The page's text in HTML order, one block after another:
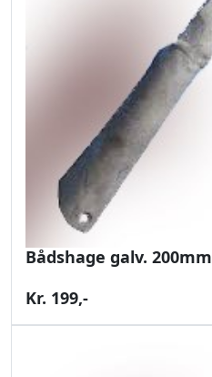
Bådshage galv. 200mm
Kr. 199,-